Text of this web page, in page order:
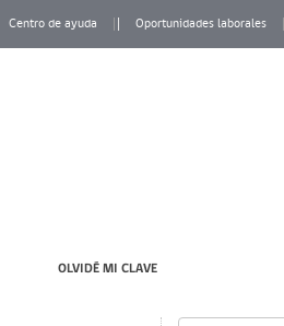
Centro de ayuda Oportunidades laborales
OLVIDÉ MI CLAVE